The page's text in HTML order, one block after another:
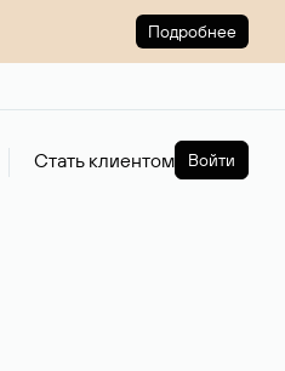
Подробнее
Стать клиентом Войти